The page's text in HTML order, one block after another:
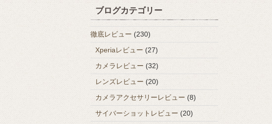
ブログカテゴリー
徹底レビュー (230)
Xperiaレビュー(27)
カメラレビュー (32)
レンズレビュー (20)
カメラアクセサリーレビュー (8)
サイバーショットレビュー (20)